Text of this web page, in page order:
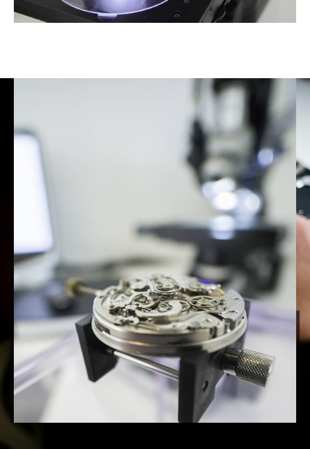
Des services horlogers sur-mesure
pour vos montres d’exception
Contactez-nous dès aujourd’hui !